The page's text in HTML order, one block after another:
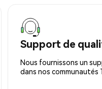
Support de
Nous fournissons un
dans nos